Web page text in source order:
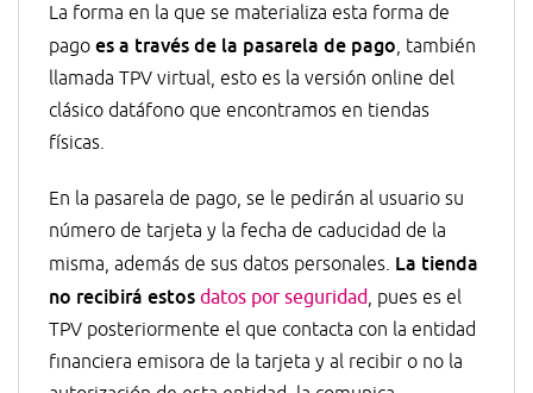
La forma en la que se materializa esta forma de
pago es a través de la pasarela de pago, también
llamada TPV virtual, esto es la versión online del
clásico datáfono que encontramos en tiendas
físicas.
En la pasarela de pago, se le pedirán al usuario su
número de tarjeta y la fecha de caducidad de la
misma, además de sus datos personales. La tienda
no recibirá estos datos por seguridad, pues es el
TPV posteriormente el que contacta con la entidad
financiera emisora de la tarjeta y al recibir o no la